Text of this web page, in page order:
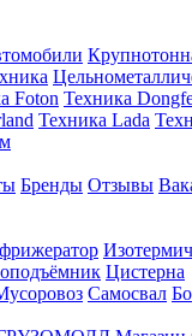
Foton Техника
Техника Lada
Бренды Отзывы
Цистерна
Самосвал